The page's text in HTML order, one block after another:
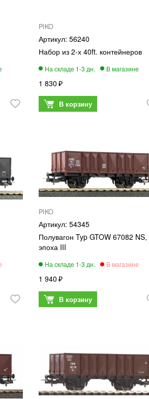
PIKO
56240
Набор из 2-х 40ft. контейнеров
1 830
PIKO
54345
Полувагон Typ GTOW 67082 NS,
эпоха III
1 940